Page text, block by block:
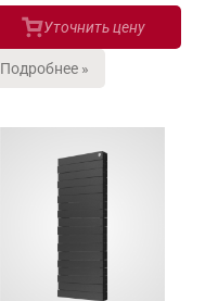
Уточнить цену
Подробнее »